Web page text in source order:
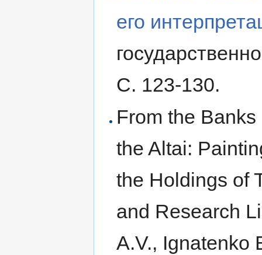
его
С. 123-130.
From the
the Altai:
the Holdings of
and Research
A.V., Ignatenko